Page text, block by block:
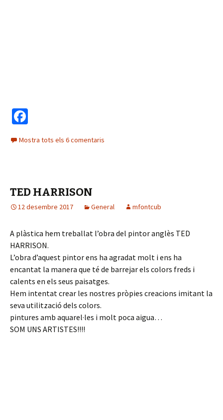
ce
b
k
Mostra tots els 6 comentaris
TED HARRISON
12 desembre 2017 General mfontcub
A plàstica hem treballat l’obra del pintor anglès TED
HARRISON.
L’obra d’aquest pintor ens ha agradat molt i ens ha
encantat la manera que té de barrejar els colors freds i
calents en els seus paisatges.
Hem intentat crear les nostres pròpies creacions imitant la
seva utilització dels colors.
pintures amb aquarel·les i molt poca aigua…
SOM UNS ARTISTES!!!!